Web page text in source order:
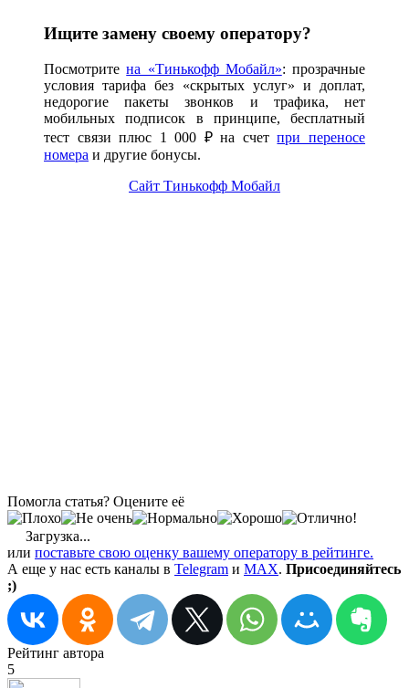
Ищите замену своему оператору?
Посмотритена «Тинькофф Мобайл»: прозрачные
условия тарифа без «скрытых услуг» и доплат,
недорогие пакеты звонков и трафика, нет
мобильных подписок в принципе, бесплатный
тест связи плюс 1 000 ₽ на счетпри переносе
номера и другие бонусы.
Сайт Тинькофф Мобайл
Помогла статья? Оцените её
Загрузка...
или поставьте свою оценку вашему оператору в рейтинге.
А еще у нас есть каналы в Telegram и MAX. Присоединяйтесь
;)
Рейтинг автора
5